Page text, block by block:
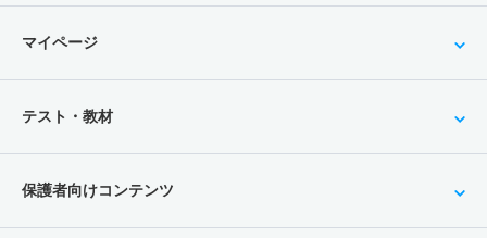
マイページ
テスト・教材
保護者向けコンテンツ